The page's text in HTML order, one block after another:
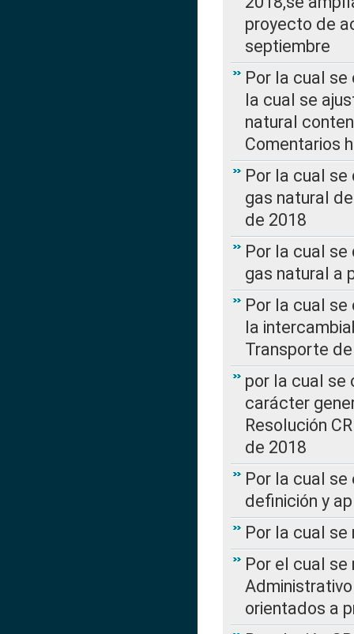
proyecto de
septiembre
Por la cual se
la cual se
natural
Comentarios
Por la cual
gas natural
de 2018
Por la cual
gas natural a
Por la cual
la
Transporte
por la cual se
carácter
Resolución
de 2018
Por la cual
definición y
Por la cual
Por el cual
orientados a